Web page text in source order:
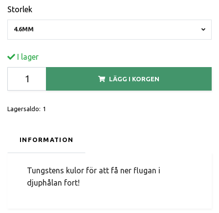
Storlek
4.6MM
I lager
LÄGG I KORGEN
Lagersaldo: 1
INFORMATION
Tungstens kulor för att få ner flugan i
djuphålan fort!